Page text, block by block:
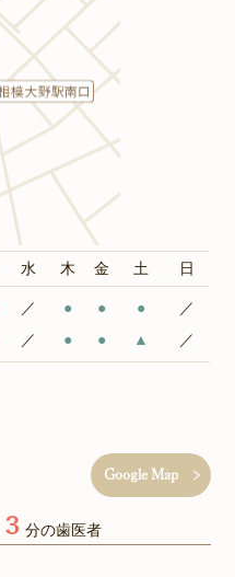
水 木 金 土 日
／ ● ● ●
／
／ ● ● ▲ ／
Google Map
３分の歯医者